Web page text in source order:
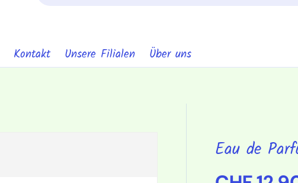
Kontakt Unsere Filialen Über uns
Eau de